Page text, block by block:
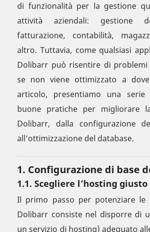
di funzionalità per la gestione
attività aziendali: gestione
fatturazione, contabilità,
altro. Tuttavia, come qualsiasi
Dolibarr può risentire di problemi
se non viene ottimizzato a
articolo, presentiamo una
buone pratiche per migliorare
Dolibarr, dalla configurazione
all’ottimizzazione del database.
1. Configurazione di base
1.1. Scegliere l’hosting giusto
Il primo passo per potenziare le
Dolibarr consiste nel disporre di
un servizio di hosting) adeguato